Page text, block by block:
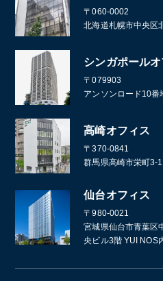
〒060-0002
北海道札幌市中央区
シンガポールオ
〒079903
アンソンロード10番
高崎オフィス
〒370-0841
群馬県高崎市栄町3-
仙台オフィス
〒980-0021
宮城県仙台市青葉区
央ビル3階 YUI NOS